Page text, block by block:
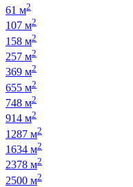
61 м2
107 м2
158 м2
257 м2
369 м2
655 м2
748 м2
914 м2
1287 м2
1634 м2
2378 м2
2500 м2